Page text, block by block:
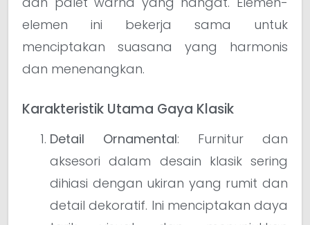
elemen ini bekerja sama untuk
menciptakan suasana yang harmonis
dan menenangkan.
Karakteristik Utama Gaya Klasik
Detail Ornamental: Furnitur dan
aksesori dalam desain klasik sering
dihiasi dengan ukiran yang rumit dan
detail dekoratif. Ini menciptakan daya